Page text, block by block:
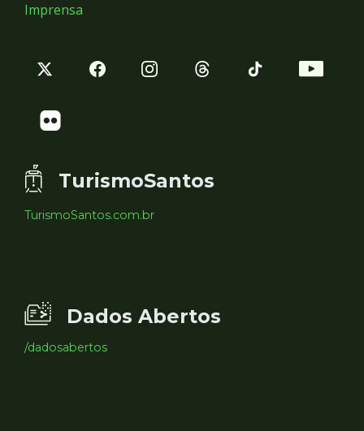
Imprensa
TurismoSantos
TurismoSantos.com.br
Dados Abertos
/dadosabertos